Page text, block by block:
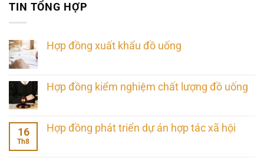
TIN TỔNG HỢP
Hợp đồng xuất khẩu đồ uống
Hợp đồng kiểm nghiệm chất lượng đồ uống
16
Th8
Hợp đồng phát triển dự án hợp tác xã hội